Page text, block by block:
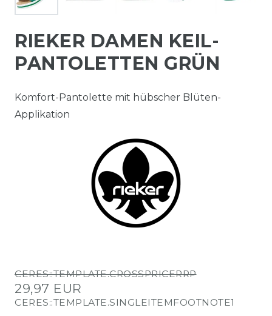
RIEKER DAMEN KEIL-
PANTOLETTEN GRÜN
Komfort-Pantolette mit hübscher Blüten-
Applikation
CERES::TEMPLATE.CROSSPRICERRP
29,97 EUR
CERES::TEMPLATE.SINGLEITEMFOOTNOTE1